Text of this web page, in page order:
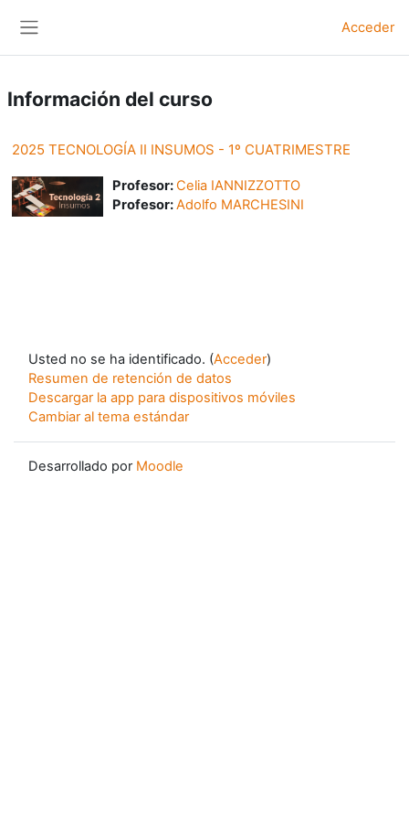
Acceder
Información del curso
2025 TECNOLOGÍA II INSUMOS - 1º CUATRIMESTRE
Profesor:Celia IANNIZZOTTO
Profesor:Adolfo MARCHESINI
Usted no se ha identificado. (Acceder)
Resumen de retención de datos
Descargar la app para dispositivos móviles
Cambiar al tema estándar
Desarrollado por Moodle